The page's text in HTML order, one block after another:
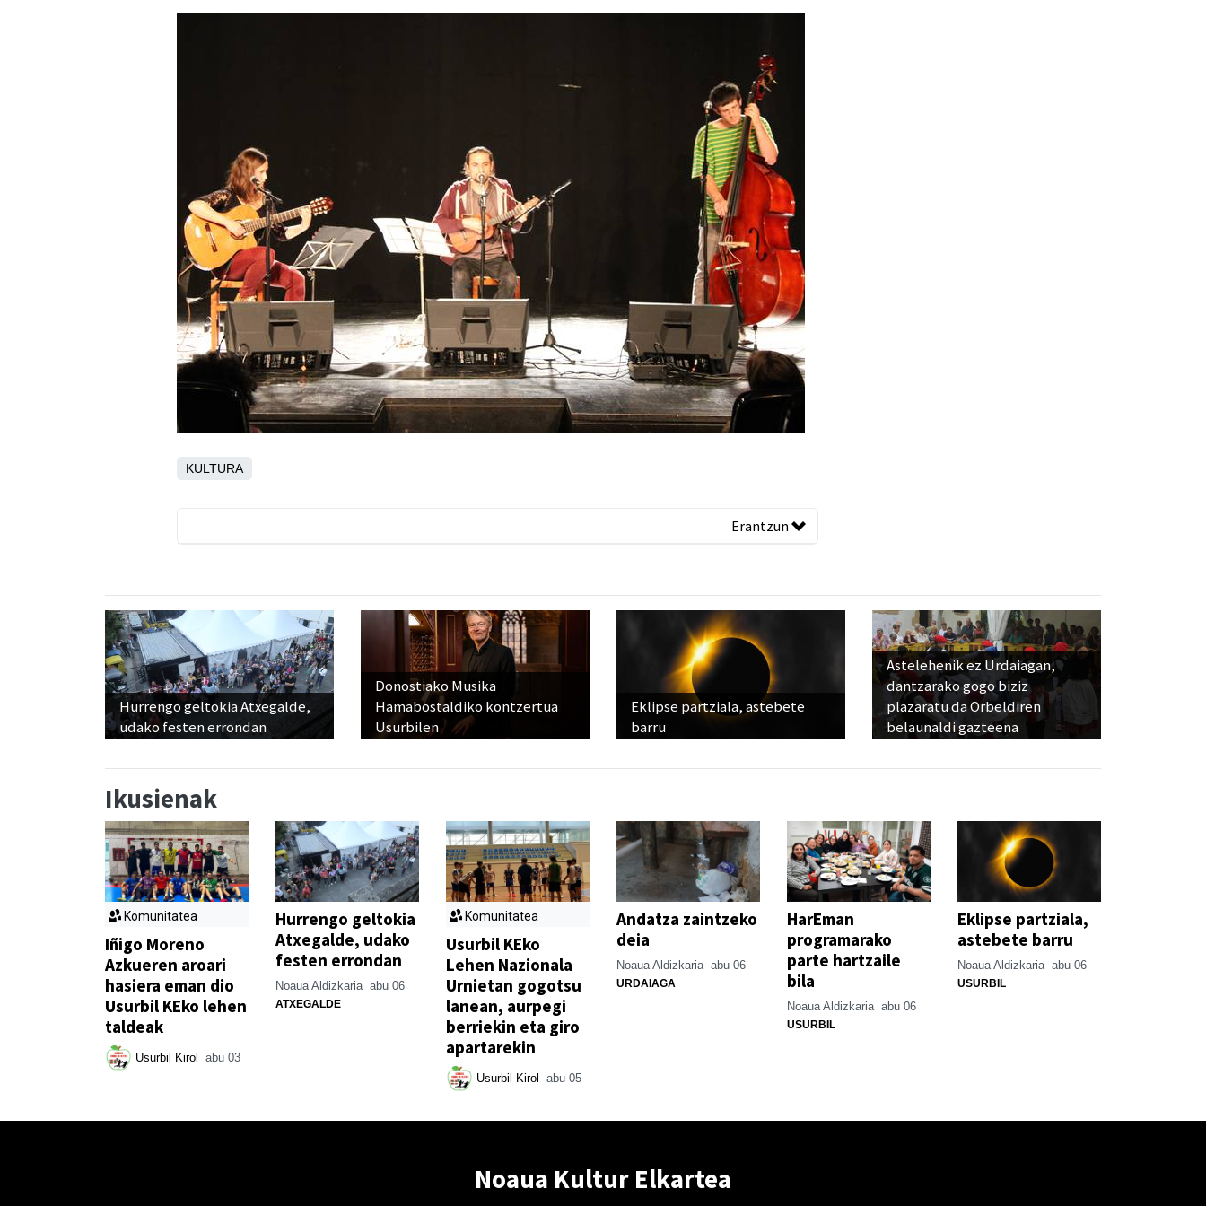
KULTURA
Erantzun
Hurrengo geltokia Atxegalde,
udako festen errondan
Donostiako Musika
Hamabostaldiko kontzertua
Usurbilen
Eklipse partziala, astebete
barru
Astelehenik ez Urdaiagan,
dantzarako gogo biziz
plazaratu da Orbeldiren
belaunaldi gazteena
Ikusienak
Komunitatea
Iñigo Moreno
Azkueren aroari
hasiera eman dio
Usurbil KEko lehen
taldeak
Usurbil Kirol abu 03
Hurrengo geltokia
Atxegalde, udako
festen errondan
Noaua Aldizkaria abu 06
ATXEGALDE
Komunitatea
Usurbil KEko
Lehen Nazionala
Urnietan gogotsu
lanean, aurpegi
berriekin eta giro
apartarekin
Usurbil Kirol abu 05
Andatza zaintzeko
deia
Noaua Aldizkaria abu 06
URDAIAGA
HarEman
programarako
parte hartzaile
bila
Noaua Aldizkaria abu 06
USURBIL
Eklipse partziala,
astebete barru
Noaua Aldizkaria abu 06
USURBIL
Noaua Kultur Elkartea